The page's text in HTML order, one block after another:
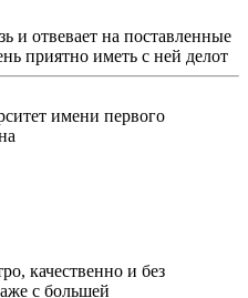
и отвевает на поставленные
приятно иметь с ней делот
имени первого
качественно и без
с большей